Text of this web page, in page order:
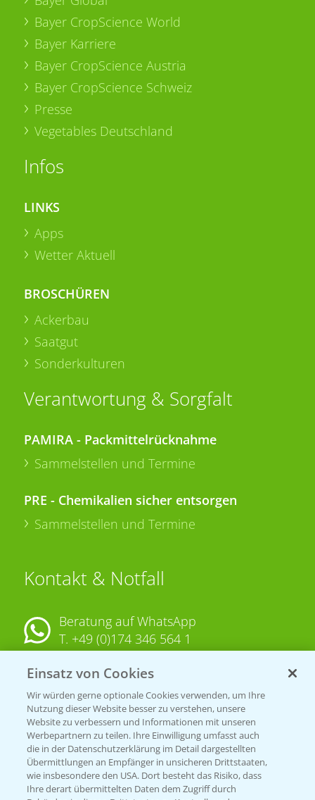
Bayer CropScience World
Bayer Karriere
Bayer CropScience Austria
Bayer CropScience Schweiz
Presse
Vegetables Deutschland
Infos
LINKS
Apps
Wetter Aktuell
BROSCHÜREN
Ackerbau
Saatgut
Sonderkulturen
Verantwortung & Sorgfalt
PAMIRA - Packmittelrücknahme
Sammelstellen und Termine
PRE - Chemikalien sicher entsorgen
Sammelstellen und Termine
Kontakt & Notfall
Beratung auf WhatsApp
T. +49 (0)174 346 564 1
KONTAKT
Hilfe in Notfällen
T.+49 (0)214/30-20220
Einsatz von Cookies
Wir würden gerne optionale Cookies verwenden, um Ihre
Nutzung dieser Website besser zu verstehen, unsere
Website zu verbessern und Informationen mit unseren
Werbepartnern zu teilen. Ihre Einwilligung umfasst auch
die in der Datenschutzerklärung im Detail dargestellten
Übermittlungen an Empfänger in unsicheren Drittstaaten,
wie insbesondere den USA. Dort besteht das Risiko, dass
Ihre derart übermittelten Daten dem Zugriff durch